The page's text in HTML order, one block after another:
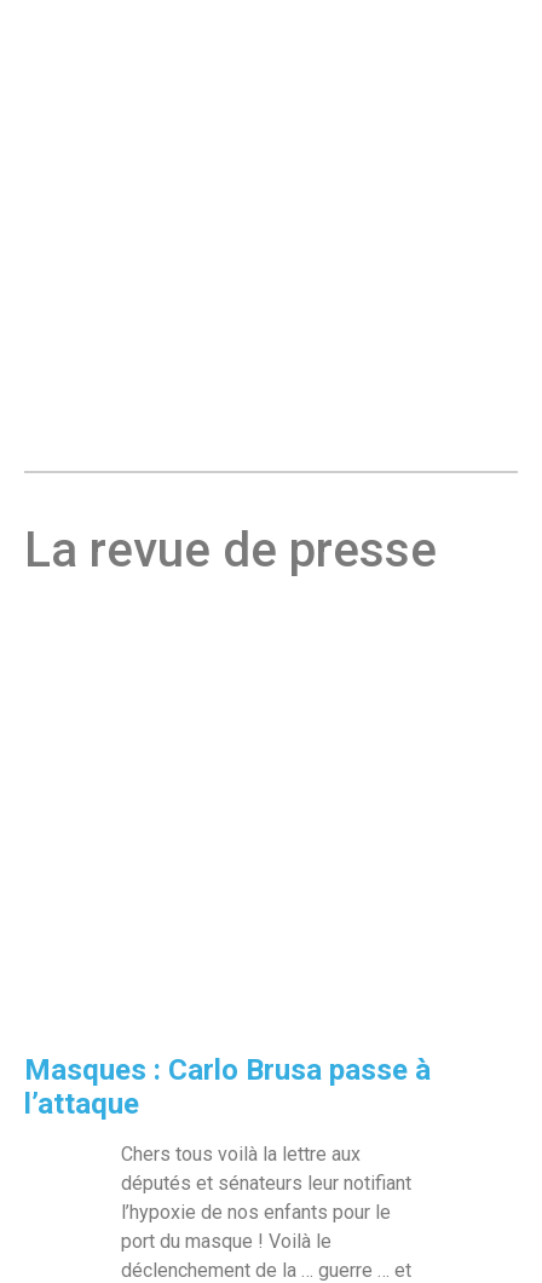
La revue de presse
Masques : Carlo Brusa passe à
l’attaque
Chers tous voilà la lettre aux
députés et sénateurs leur notifiant
l’hypoxie de nos enfants pour le
port du masque ! Voilà le
déclenchement de la … guerre … et